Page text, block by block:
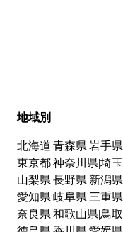
地域別
北海道 青森県 岩手県
東京都神奈川県 埼
山梨県 長野県 新潟県
愛知県 岐阜県 三重県
奈良県 和歌山県 鳥